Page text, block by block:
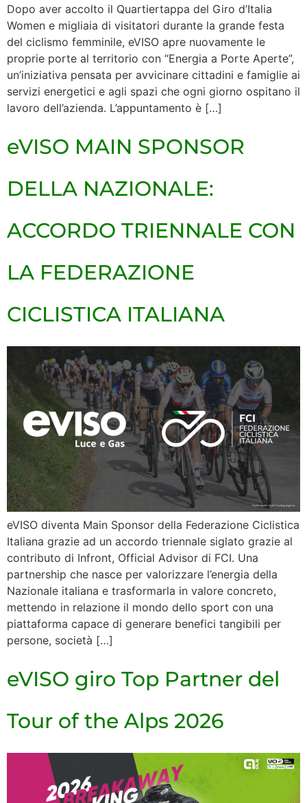
Dopo aver accolto il Quartiertappa del Giro d’Italia
Women e migliaia di visitatori durante la grande festa
del ciclismo femminile, eVISO apre nuovamente le
proprie porte al territorio con “Energia a Porte Aperte”,
un’iniziativa pensata per avvicinare cittadini e famiglie ai
servizi energetici e agli spazi che ogni giorno ospitano il
lavoro dell’azienda. L’appuntamento è […]
eVISO MAIN SPONSOR
DELLA NAZIONALE:
ACCORDO TRIENNALE CON
LA FEDERAZIONE
CICLISTICA ITALIANA
eVISO diventa Main Sponsor della Federazione Ciclistica
Italiana grazie ad un accordo triennale siglato grazie al
contributo di Infront, Official Advisor di FCI. Una
partnership che nasce per valorizzare l’energia della
Nazionale italiana e trasformarla in valore concreto,
mettendo in relazione il mondo dello sport con una
piattaforma capace di generare benefici tangibili per
persone, società […]
eVISO giro Top Partner del
Tour of the Alps 2026